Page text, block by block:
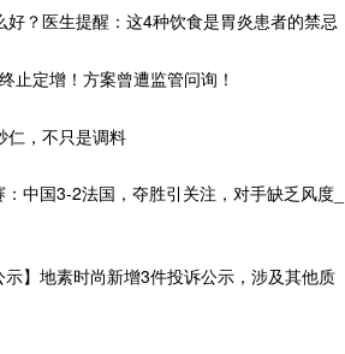
？医生提醒：这4种饮食是胃炎患者的禁忌
止定增！方案曾遭监管问询！
仁，不只是调料
中国3-2法国，夺胜引关注，对手缺乏风度_
】地素时尚新增3件投诉公示，涉及其他质